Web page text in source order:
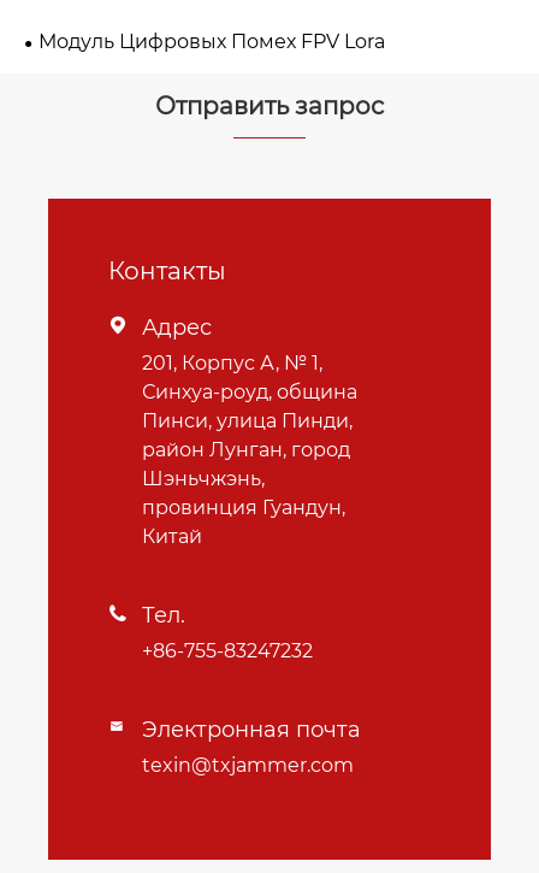
Модуль Цифровых Помех FPV Lora
Отправить запрос
Контакты
 Адрес
201, Корпус А, № 1,
Синхуа-роуд, община
Пинси, улица Пинди,
район Лунган, город
Шэньчжэнь,
провинция Гуандун,
Китай
 Тел.
+86-755-83247232
 Электронная почта
texin@txjammer.com